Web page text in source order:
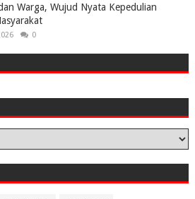
Warga, Wujud Nyata Kepedulian
0